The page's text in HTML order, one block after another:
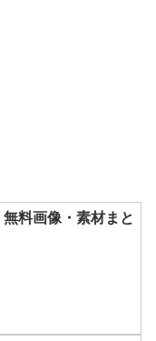
料画像・素材まと